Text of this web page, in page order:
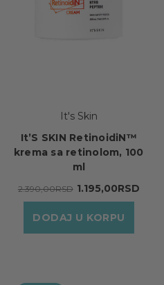
It's Skin
It’S SKIN RetinoidiN™
krema sa retinolom, 100
ml
2.390,00RSD 1.195,00RSD
DODAJ U KORPU